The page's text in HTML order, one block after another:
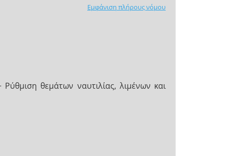
Εμφάνιση πλήρους νόμου
θεμάτων ναυτιλίας, λιμένων και